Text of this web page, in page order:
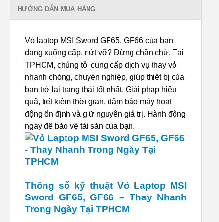
HƯỚNG DẪN MUA HÀNG
Vỏ laptop MSI Sword GF65, GF66 của bạn
đang xuống cấp, nứt vỡ? Đừng chần chừ. Tại
TPHCM, chúng tôi cung cấp dịch vụ thay vỏ
nhanh chóng, chuyên nghiệp, giúp thiết bị của
bạn trở lại trạng thái tốt nhất. Giải pháp hiệu
quả, tiết kiệm thời gian, đảm bảo máy hoạt
động ổn định và giữ nguyên giá trị. Hành động
ngay để bảo vệ tài sản của bạn.
Thông số kỹ thuật Vỏ Laptop MSI
Sword GF65, GF66 – Thay Nhanh
Trong Ngày Tại TPHCM